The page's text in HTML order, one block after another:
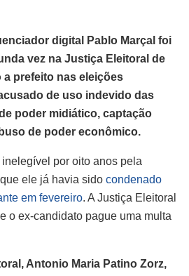
digital Pablo Marçal foi
vez na Justiça Eleitoral de
prefeito nas eleições
de uso indevido das
poder midiático, captação
de poder econômico.
por oito anos pela
ele já havia sido condenado
em fevereiro. A Justiça Eleitoral
o ex-candidato pague uma multa
Antonio Maria Patino Zorz,